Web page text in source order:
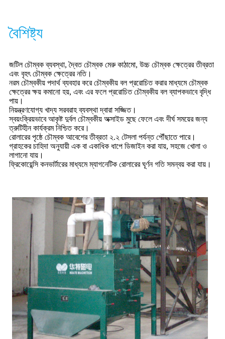
বৈশিষ্ট্য
জটিল চৌম্বক ব্যবস্থা, দ্বৈত চৌম্বক মেরু কাঠামো, উচ্চ চৌম্বক ক্ষেত্রের তীব্রতা
এবং বৃহৎ চৌম্বক ক্ষেত্রের নতি।
নরম চৌম্বকীয় পদার্থ ব্যবহার করে চৌম্বকীয় বল প্ররোচিত করার মাধ্যমে চৌম্বক
ক্ষেত্রের ক্ষয় কমানো হয়, এবং এর ফলে প্ররোচিত চৌম্বকীয় বল ব্যাপকভাবে বৃদ্ধি
পায়।
নিয়ন্ত্রণযোগ্য খাদ্য সরবরাহ ব্যবস্থা দ্বারা সজ্জিত।
স্বয়ংক্রিয়ভাবে আকৃষ্ট দুর্বল চৌম্বকীয় অক্সাইড মুছে ফেলে এবং দীর্ঘ সময়ের জন্য
ত্রুটিহীন কার্যক্রম নিশ্চিত করে।
রোলারের পৃষ্ঠে চৌম্বক আবেশের তীব্রতা ২.২ টেসলা পর্যন্ত পৌঁছাতে পারে।
গ্রাহকের চাহিদা অনুযায়ী এক বা একাধিক ধাপে ডিজাইন করা যায়, সহজে খোলা ও
লাগানো যায়।
ফ্রিকোয়েন্সি কনভার্টারের মাধ্যমে ম্যাগনেটিক রোলারের ঘূর্ণন গতি সমন্বয় করা যায়।